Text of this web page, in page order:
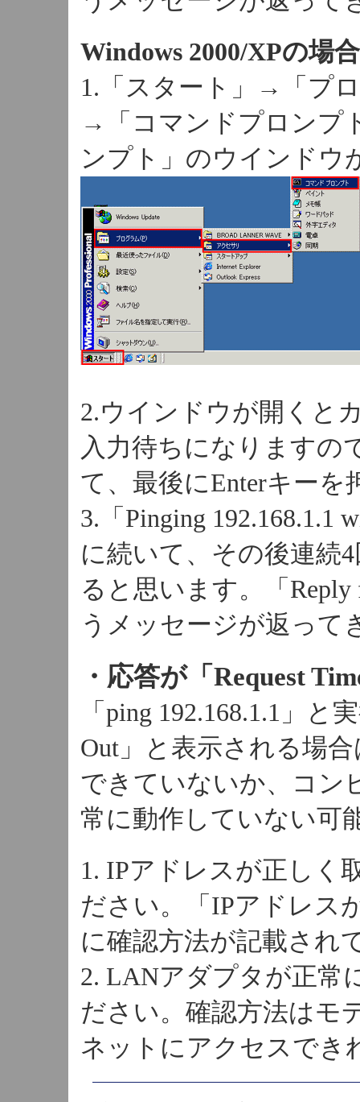
Windows 2000/XPの場
1.「スタート」→「プ
→「コマンドプロンプ
ンプト」のウインドウ
2.ウインドウが開くと
入力待ちになりますの
て、最後にEnterキーを
3.「Pinging
に続いて、その後連続
ると思います。「Reply
うメッセージが返って
・応答が「Request
「ping 192.168.1.1」と
Out」と表示される場
できていないか、コン
常に動作していない可
1. IPアドレスが正しく
ださい。「IPアドレス
に確認方法が記載され
2. LANアダプタが正常
ださい。確認方法はモ
ネットにアクセスでき